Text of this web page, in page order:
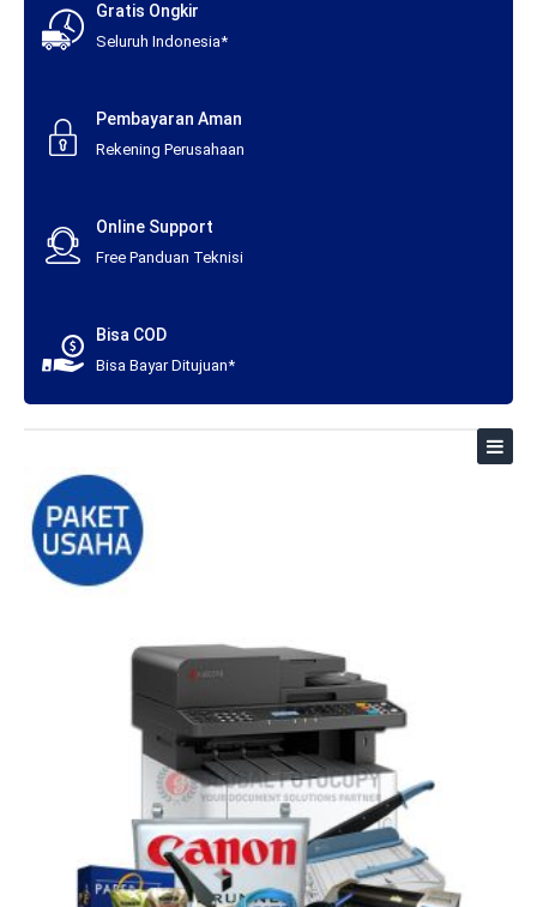
Gratis Ongkir
Seluruh Indonesia*
Pembayaran Aman
Rekening Perusahaan
Online Support
Free Panduan Teknisi
Bisa COD
Bisa Bayar Ditujuan*